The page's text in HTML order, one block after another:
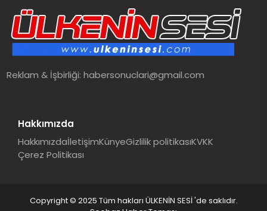
Reklam & İşbirliği:habersonuclari@gmail.com
Hakkımızda
HakkımızdaİletişimKünyeGizlilik politikasıKVKK
Çerez Politikası
Copyright © 2025 Tüm hakları ÜLKENİN SESİ 'de saklıdır.